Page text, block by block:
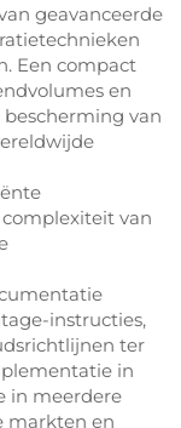
geavanceerde
Een compact
en
van
van
instructies,
ter
in
in meerdere
markten en